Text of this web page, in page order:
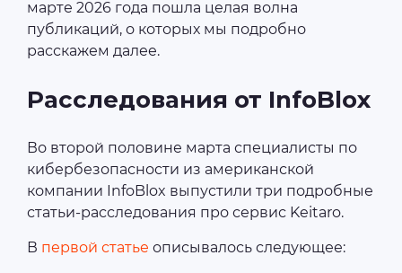
марте 2026 года пошла целая волна
публикаций, о которых мы подробно
расскажем далее.
Расследования от InfoBlox
Во второй половине марта специалисты по
кибербезопасности из американской
компании InfoBlox выпустили три подробные
статьи-расследования про сервис Keitaro.
В первой статье описывалось следующее: